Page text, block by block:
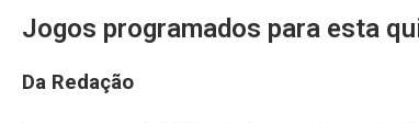
Jogos programados para esta
Da Redação